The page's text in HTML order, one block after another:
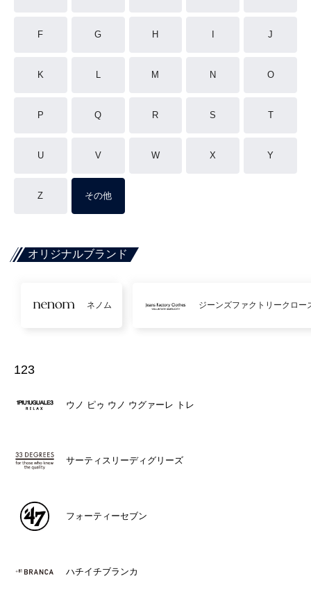
F G H J
K L M N O
P Q R S T
U V W X Y
Z その他
オリジナルブランド
ネノム ジーンズファクトリークロー
123
ウノ ピゥ ウノ ウグァーレ トレ
サーティスリーディグリーズ
フォーティーセブン
ハチイチブランカ